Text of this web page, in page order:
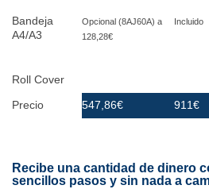
Bandeja
A4/A3
Opcional (8AJ60A) a
128,28€
Incluido
Roll Cover
Precio 547,86€ 911€
Recibe una cantidad de dinero
sencillos pasos y sin nada a